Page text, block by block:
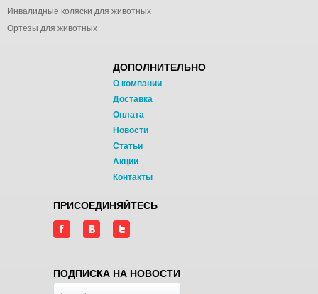
Инвалидные коляски для животных
Ортезы для животных
ДОПОЛНИТЕЛЬНО
О компании
Доставка
Оплата
Новости
Статьи
Акции
Контакты
ПРИСОЕДИНЯЙТЕСЬ
ПОДПИСКА НА НОВОСТИ